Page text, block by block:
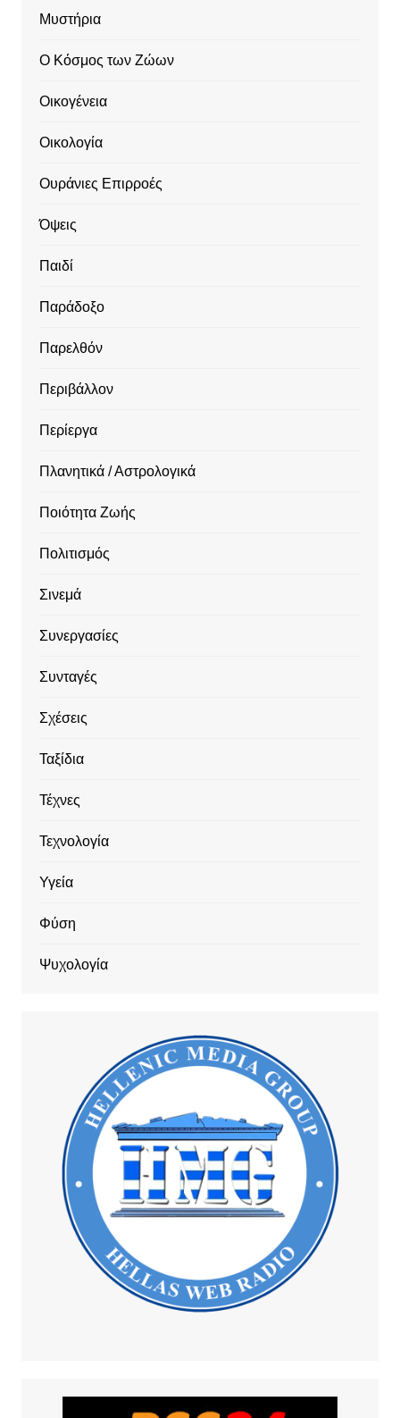
Μυστήρια
Ο Κόσμος των Ζώων
Οικογένεια
Οικολογία
Ουράνιες Επιρροές
Όψεις
Παιδί
Παράδοξο
Παρελθόν
Περιβάλλον
Περίεργα
Πλανητικά / Αστρολογικά
Ποιότητα Ζωής
Πολιτισμός
Σινεμά
Συνεργασίες
Συνταγές
Σχέσεις
Ταξίδια
Τέχνες
Τεχνολογία
Υγεία
Φύση
Ψυχολογία